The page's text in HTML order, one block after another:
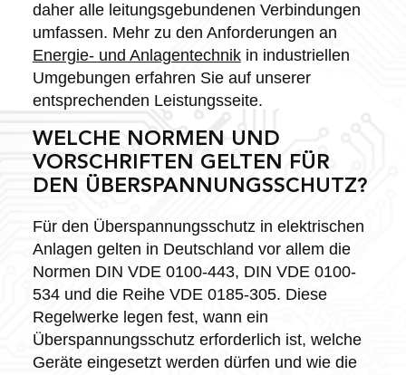
daher alle leitungsgebundenen Verbindungen
umfassen. Mehr zu den Anforderungen an
Energie- und Anlagentechnikin industriellen
Umgebungen erfahren Sie auf unserer
entsprechenden Leistungsseite.
WELCHE NORMEN UND
VORSCHRIFTEN GELTEN FÜR
DEN ÜBERSPANNUNGSSCHUTZ?
Für den Überspannungsschutz in elektrischen
Anlagen gelten in Deutschland vor allem die
Normen DIN VDE 0100-443, DIN VDE 0100-
534 und die Reihe VDE 0185-305. Diese
Regelwerke legen fest, wann ein
Überspannungsschutz erforderlich ist, welche
Geräte eingesetzt werden dürfen und wie die